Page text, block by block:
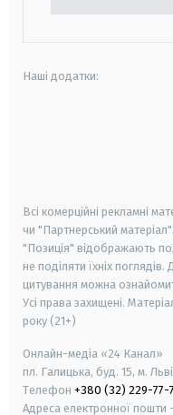
Наші додатки:
Всі комерційні рекламні
чи "Партнерський
"Позиція" відображають
не поділяти їхніх
цитування можна
Усі права захищені.
року (21+)
Онлайн-медіа «24 Канал»
пл. Галицька, буд. 15, м.
Телефон +380 (32) 229-77-
Адреса електронної пошти